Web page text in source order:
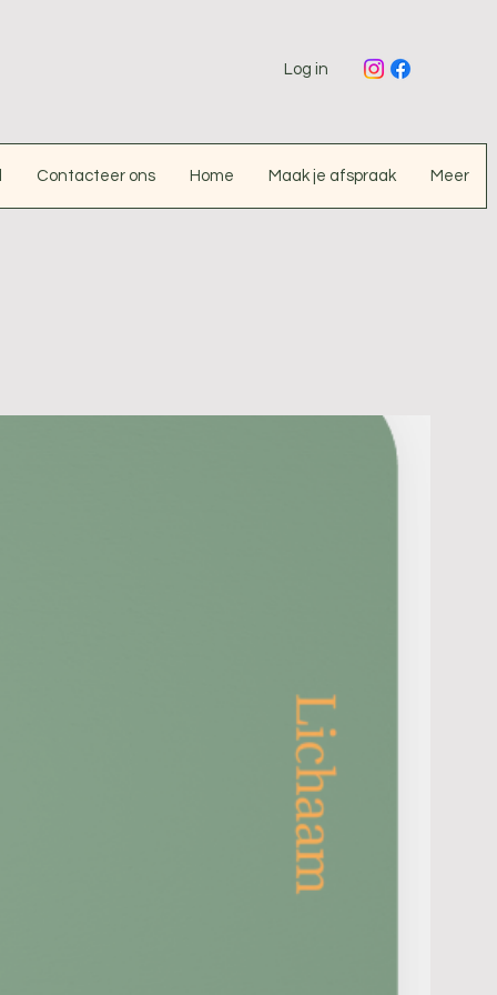
Log in
Contacteer ons Home Maak je afspraak Meer